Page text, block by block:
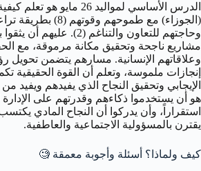
الدرس الأساسي لمواليد 26
وحاجتهم للتعاون والتناغم (2).
مشاريع ناجحة وتحقيق مكانة مرموقة، مع
وعلاقاتهم الإنسانية. مسارهم يتضمن تحويل
إنجازات ملموسة، وتعلم أن القوة الحقيقية
الإيجابي وتحقيق النجاح الذي يفيدهم ويفيد
هو أن يستخدموا ذكاءهم وقدرتهم على الإدارة
استقراراً، وأن يدركوا أن النجاح المادي
يقترن بالمسؤولية الاجتماعية والعاطفية.
كيف ولماذا؟ أسئلة وأجوبة معمقة 🧐